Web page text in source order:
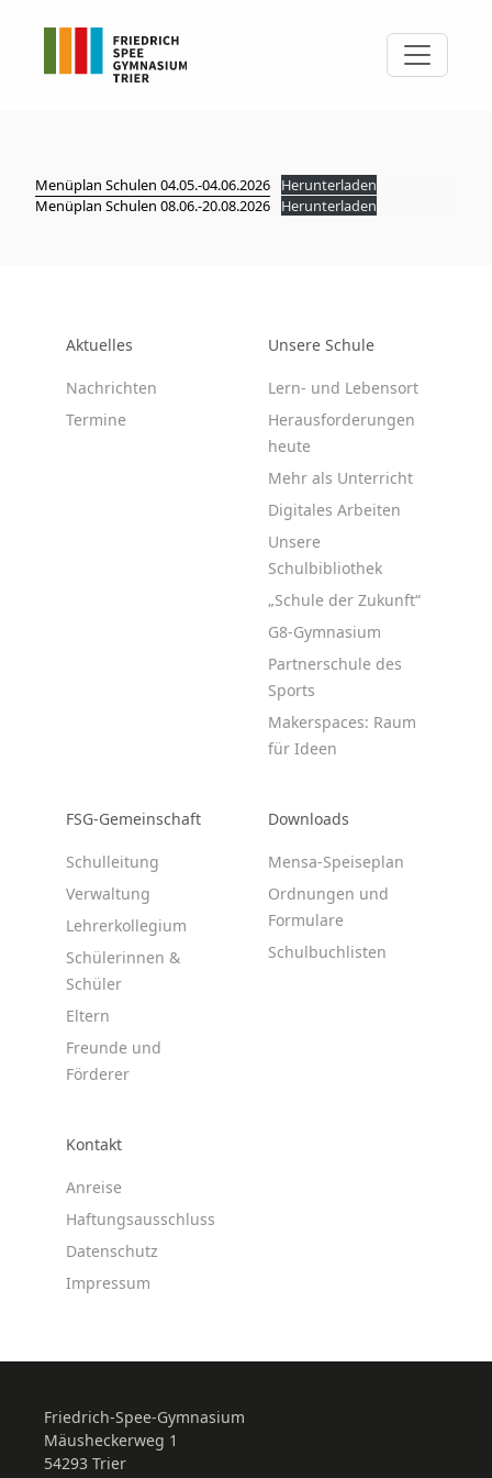
Menüplan Schulen 04.05.-04.06.2026
Herunterladen
Menüplan Schulen 08.06.-20.08.2026
Herunterladen
Aktuelles
Nachrichten
Termine
Unsere Schule
Lern- und Lebensort
Herausforderungen
heute
Mehr als Unterricht
Digitales Arbeiten
Unsere
Schulbibliothek
„Schule der Zukunft“
G8-Gymnasium
Partnerschule des
Sports
Makerspaces: Raum
für Ideen
FSG-Gemeinschaft
Schulleitung
Verwaltung
Lehrerkollegium
Schülerinnen &
Schüler
Eltern
Freunde und
Förderer
Downloads
Mensa-Speiseplan
Ordnungen und
Formulare
Schulbuchlisten
Kontakt
Anreise
Haftungsausschluss
Datenschutz
Impressum
Friedrich-Spee-Gymnasium
Mäusheckerweg 1
54293 Trier